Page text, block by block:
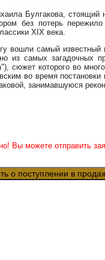
Булгакова, стоящий
без потерь
XIX века.
вошли самый
из самых загадочных
сюжет которого во
во время
занимавшуюся
Вы можете отправить
о поступлении в